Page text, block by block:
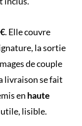
. Elle couvre
la sortie
de couple
livraison se fait
en haute
utile, lisible.